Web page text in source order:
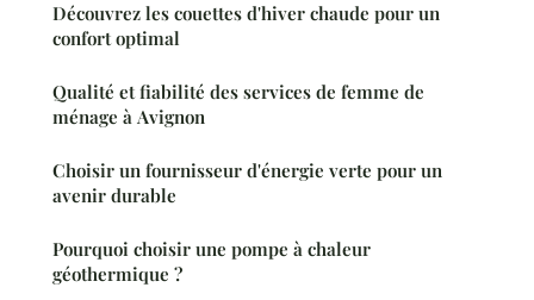
Découvrez les couettes d'hiver chaude pour un
confort optimal
Qualité et fiabilité des services de femme de
ménage à Avignon
Choisir un fournisseur d'énergie verte pour un
avenir durable
Pourquoi choisir une pompe à chaleur
géothermique ?